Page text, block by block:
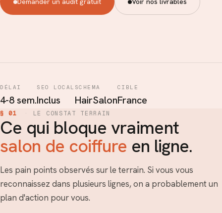
DÉLAI
4-8 sem.
SEO LOCAL
Inclus
SCHEMA
HairSalon
CIBLE
France
§ 01 · LE CONSTAT TERRAIN
Ce qui bloque vraiment
salon de coiffure en ligne.
Les pain points observés sur le terrain. Si vous vous
reconnaissez dans plusieurs lignes, on a probablement un
plan d'action pour vous.